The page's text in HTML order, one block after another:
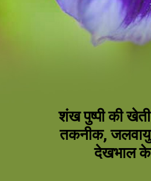
शंख पुष्पी की
तकनीक,
देखभाल के